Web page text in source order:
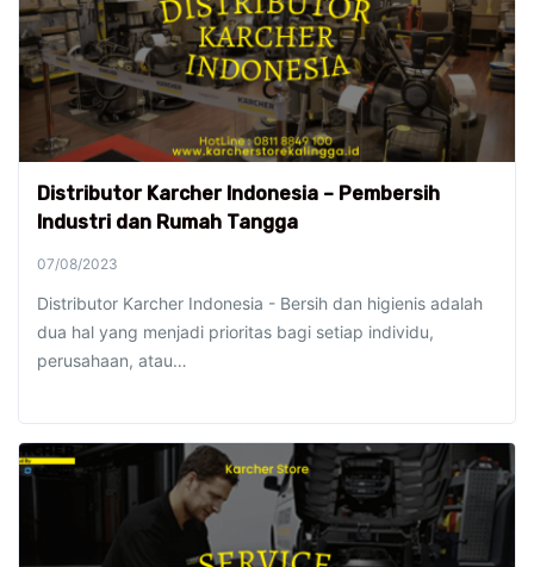
Distributor Karcher Indonesia – Pembersih
Industri dan Rumah Tangga
07/08/2023
Distributor Karcher Indonesia - Bersih dan higienis adalah
dua hal yang menjadi prioritas bagi setiap individu,
perusahaan, atau…